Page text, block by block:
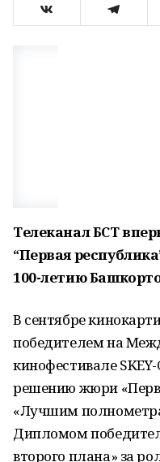
Телеканал БСТ
“Первая
100-летию
В сентябре
победителем на
кинофестивале
решению жюри
«Лучшим
Дипломом
второго плана» за